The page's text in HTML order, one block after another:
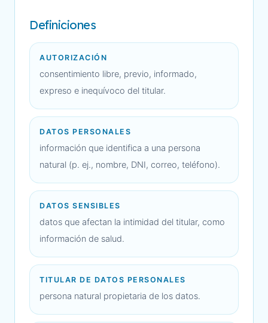
Definiciones
AUTORIZACIÓN
consentimiento libre, previo, informado,
expreso e inequívoco del titular.
DATOS PERSONALES
información que identifica a una persona
natural (p. ej., nombre, DNI, correo, teléfono).
DATOS SENSIBLES
datos que afectan la intimidad del titular, como
información de salud.
TITULAR DE DATOS PERSONALES
persona natural propietaria de los datos.